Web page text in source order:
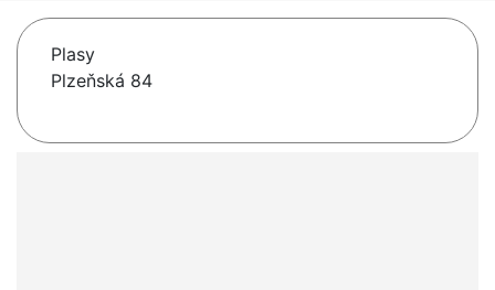
Plasy
Plzeňská 84